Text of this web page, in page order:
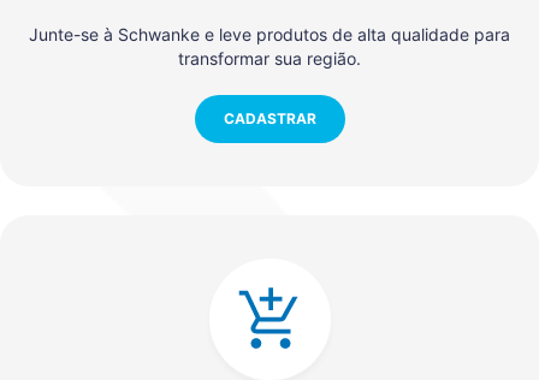
Junte-se à Schwanke e leve produtos de alta qualidade para
transformar sua região.
CADASTRAR